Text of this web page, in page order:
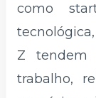
como
Z tendem
trabalho,